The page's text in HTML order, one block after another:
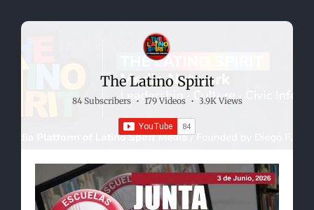
The Latino Spirit
84 Subscribers • 179 Videos • 3.9K Views